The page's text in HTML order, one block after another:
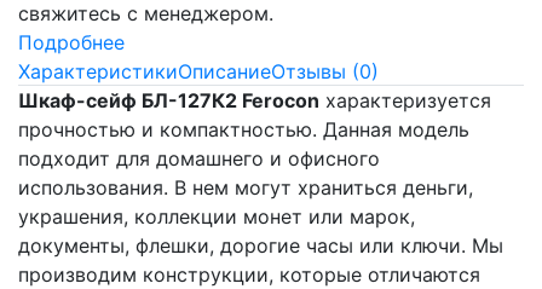
свяжитесь с менеджером.
Подробнее
ХарактеристикиОписаниеОтзывы (0)
Шкаф-сейф БЛ-127К2​ Ferocon характеризуется
прочностью и компактностью. Данная модель
подходит для домашнего и офисного
использования. В нем могут храниться деньги,
украшения, коллекции монет или марок,
документы, флешки, дорогие часы или ключи. Мы
производим конструкции, которые отличаются